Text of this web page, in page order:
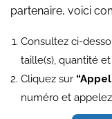
partenaire, voici
Consultez ci-
taille(s), quantité
Cliquez sur
numéro et